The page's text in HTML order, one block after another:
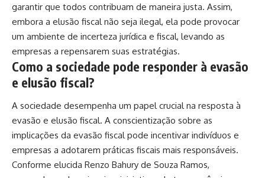
garantir que todos contribuam de maneira justa. Assim,
embora a elusão fiscal não seja ilegal, ela pode provocar
um ambiente de incerteza jurídica e fiscal, levando as
empresas a repensarem suas estratégias.
Como a sociedade pode responder à evasão
e elusão fiscal?
A sociedade desempenha um papel crucial na resposta à
evasão e elusão fiscal. A conscientização sobre as
implicações da evasão fiscal pode incentivar indivíduos e
empresas a adotarem práticas fiscais mais responsáveis.
Conforme elucida Renzo Bahury de Souza Ramos,